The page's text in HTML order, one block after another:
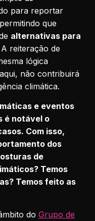
para reportar
que
alternativas para
A reiteração de
lógica
não contribuirá
climática.
e eventos
é notável o
Com isso,
dos
de
Temos
Temos feito as
doGrupo de